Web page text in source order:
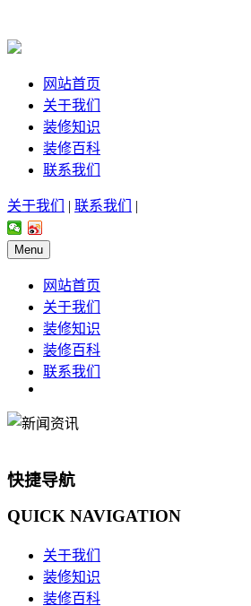
网站首页
关于我们
装修知识
装修百科
联系我们
关于我们 | 联系我们 |
Menu
网站首页
关于我们
装修知识
装修百科
联系我们
快捷导航
QUICK NAVIGATION
关于我们
装修知识
装修百科